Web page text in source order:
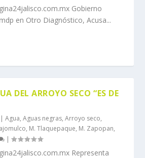
Gobierno
en Otro Diagnóstico, Acusa...
DEL ARROYO SECO “ES DE
|Agua,Aguas negras,Arroyo seco,
, M. Tlaquepaque, M. Zapopan,
|
Representa